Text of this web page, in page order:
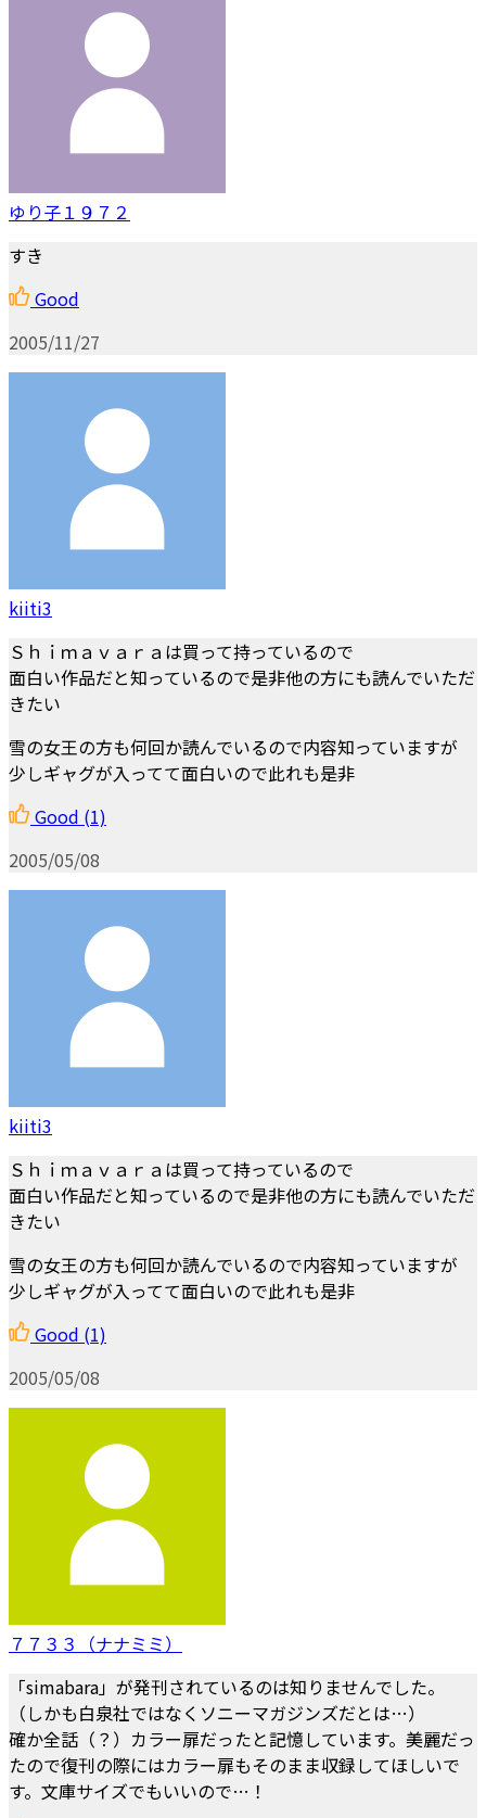
ゆり子１９７２
すき
Good
2005/11/27
kiiti3
Ｓｈｉｍａｖａｒａは買って持っているので
面白い作品だと知っているので是非他の方にも読んでいただ
きたい
雪の女王の方も何回か読んでいるので内容知っていますが
少しギャグが入ってて面白いので此れも是非
Good (1)
2005/05/08
kiiti3
Ｓｈｉｍａｖａｒａは買って持っているので
面白い作品だと知っているので是非他の方にも読んでいただ
きたい
雪の女王の方も何回か読んでいるので内容知っていますが
少しギャグが入ってて面白いので此れも是非
Good (1)
2005/05/08
７７３３（ナナミミ）
「simabara」が発刊されているのは知りませんでした。
（しかも白泉社ではなくソニーマガジンズだとは…）
確か全話（？）カラー扉だったと記憶しています。美麗だっ
たので復刊の際にはカラー扉もそのまま収録してほしいで
す。文庫サイズでもいいので…！